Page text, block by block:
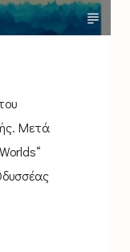
Μετά